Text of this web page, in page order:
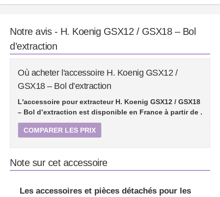
Notre avis - H. Koenig GSX12 / GSX18 – Bol
d’extraction
Où acheter l'accessoire H. Koenig GSX12 /
GSX18 – Bol d’extraction
L'accessoire pour extracteur H. Koenig GSX12 / GSX18
– Bol d’extraction est disponible en France à partir de .
COMPARER LES PRIX
Note sur cet accessoire
Les accessoires et pièces détachés pour les